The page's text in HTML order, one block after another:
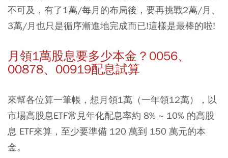
不可及，有了1萬/每月的布局後，要再挑戰2萬/月、
3萬/月也只是循序漸進地完成而已!這樣是最棒的啦!
月領1萬股息要多少本金？0056、
00878、00919配息試算
來幫各位算一筆帳，想月領1萬（一年領12萬），以
市場高股息ETF常見年化配息率約 8% ~ 10% 的高股
息 ETF來算，至少要準備 120 萬到 150 萬元的本
金。